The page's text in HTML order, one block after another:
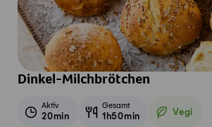
Dinkel-Milchbrötchen
Aktiv
20min
Gesamt
1h50min Vegi
Vegetarisch